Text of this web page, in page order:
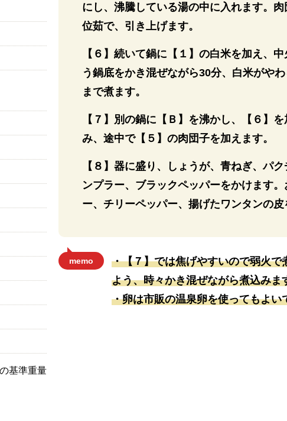
基準重量
にし、沸騰している湯の中に入れます。
位茹で、引き上げます。
【６】続いて鍋に【１】の白米を加え、
う鍋底をかき混ぜながら30分、白米がや
まで煮ます。
【７】別の鍋に【Ｂ】を沸かし、【６】
み、途中で【５】の肉団子を加えます。
【８】器に盛り、しょうが、青ねぎ、パ
ンプラー、ブラックペッパーをかけます
ー、チリーペッパー、揚げたワンタンの皮
memo
・【７】では焦げやすいので弱火
よう、時々かき混ぜながら煮込みま
・卵は市販の温泉卵を使ってもよい